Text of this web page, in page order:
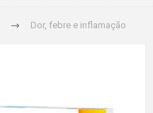
Dor, febre e inflamação